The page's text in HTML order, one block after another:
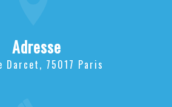
Adresse
Darcet, 75017 Paris